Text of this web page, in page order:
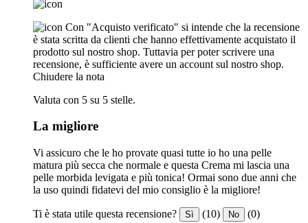
Con "Acquisto verificato" si intende che la recensione
è stata scritta da clienti che hanno effettivamente acquistato il
prodotto sul nostro shop. Tuttavia per poter scrivere una
recensione, è sufficiente avere un account sul nostro shop.
Chiudere la nota
Valuta con 5 su 5 stelle.
La migliore
Vi assicuro che le ho provate quasi tutte io ho una pelle
matura più secca che normale e questa Crema mi lascia una
pelle morbida levigata e più tonica! Ormai sono due anni che
la uso quindi fidatevi del mio consiglio è la migliore!
Ti è stata utile questa recensione? Sì (10) No (0)